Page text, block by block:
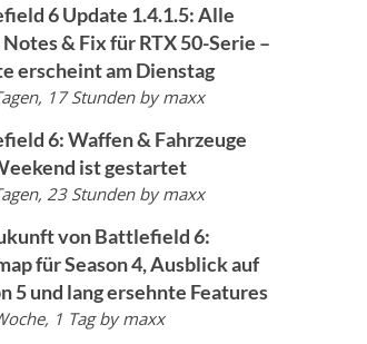
6 Update 1.4.1.5: Alle
& Fix für RTX 50-Serie –
erscheint am Dienstag
17 Stunden bymaxx
6: Waffen & Fahrzeuge
ist gestartet
23 Stunden bymaxx
von Battlefield 6:
für Season 4, Ausblick auf
5 und lang ersehnte Features
1 Tag bymaxx